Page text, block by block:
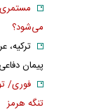
می‌شود؟
ترکیه،
پیمان دفاعی
فوری/
تنگه هرمز